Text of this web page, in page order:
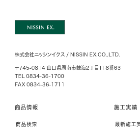
株式会社ニッシンイクス / NISSIN EX.CO.,LTD.
〒745-0814 山口県周南市鼓海2丁目118番63
TEL 0834-36-1700
FAX 0834-36-1711
商品情報
商品検索
施工実績
最新施工